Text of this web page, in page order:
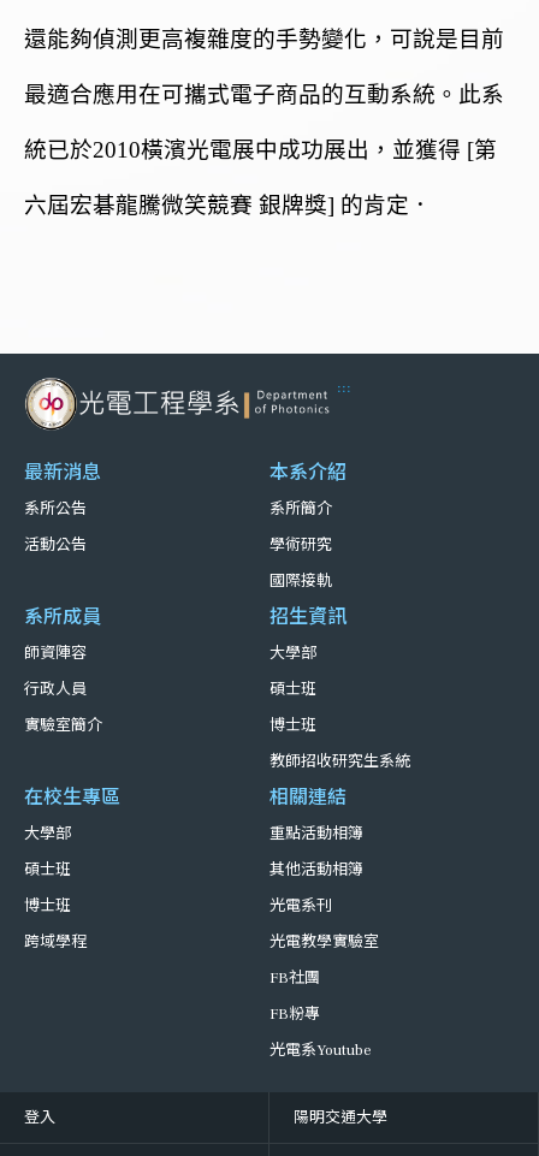
還能夠偵測更高複雜度的手勢變化，可說是目前
最適合應用在可攜式電子商品的互動系統。此系
統已於2010橫濱光電展中成功展出，並獲得 [第
六屆宏碁龍騰微笑競賽 銀牌獎] 的肯定．
:::
最新消息
系所公告
活動公告
本系介紹
系所簡介
學術研究
國際接軌
系所成員
師資陣容
行政人員
實驗室簡介
招生資訊
大學部
碩士班
博士班
教師招收研究生系統
在校生專區
大學部
碩士班
博士班
跨域學程
相關連結
重點活動相簿
其他活動相簿
光電系刊
光電教學實驗室
FB社團
FB粉專
光電系Youtube
登入 陽明交通大學